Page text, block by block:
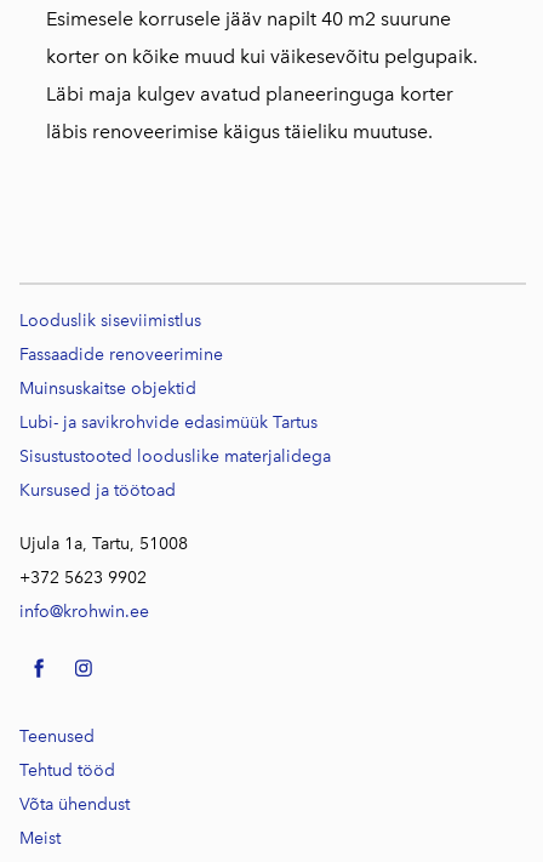
Esimesele korrusele jääv napilt 40 m2 suurune
korter on kõike muud kui väikesevõitu pelgupaik.
Läbi maja kulgev avatud planeeringuga korter
läbis renoveerimise käigus täieliku muutuse.
Looduslik siseviimistlus
Fassaadide renoveerimine
Muinsuskaitse objektid
Lubi- ja savikrohvide edasimüük Tartus
Sisustustooted looduslike materjalidega
Kursused ja töötoad
Ujula 1a, Tartu, 51008
+372 5623 9902
info@krohwin.ee
Teenused
Tehtud tööd
Võta ühendust
Meist